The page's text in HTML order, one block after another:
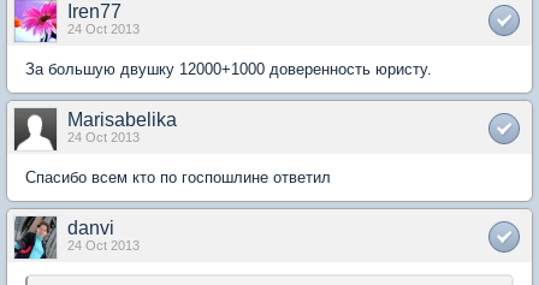
Iren77
24 Oct 2013
За большую двушку 12000+1000 доверенность юристу.
Marisabelika
24 Oct 2013
Спасибо всем кто по госпошлине ответил
danvi
24 Oct 2013